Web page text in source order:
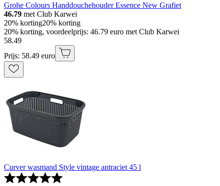
Grohe Colours Handdouchehouder Essence New Grafiet
46.79 met Club Karwei
20% korting20% korting
20% korting, voordeelprijs: 46.79 euro met Club Karwei
58.49
Prijs: 58.49 euro
Curver wasmand Style vintage antraciet 45 l